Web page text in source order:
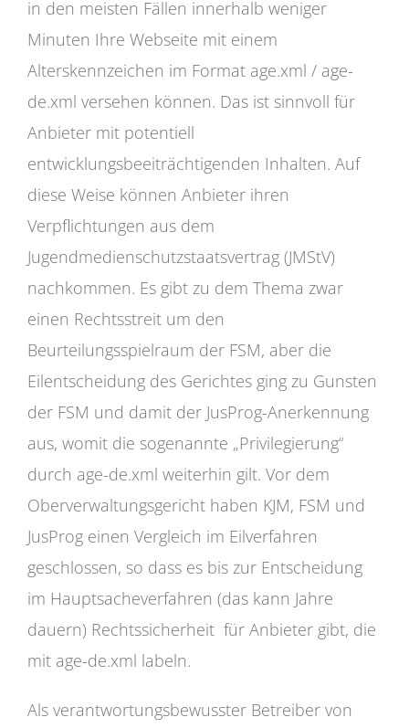
in den meisten Fällen innerhalb weniger
Minuten Ihre Webseite mit einem
Alterskennzeichen im Format age.xml / age-
de.xml versehen können. Das ist sinnvoll für
Anbieter mit potentiell
entwicklungsbeeiträchtigenden Inhalten. Auf
diese Weise können Anbieter ihren
Verpflichtungen aus dem
Jugendmedienschutzstaatsvertrag (JMStV)
nachkommen. Es gibt zu dem Thema zwar
einen Rechtsstreit um den
Beurteilungsspielraum der FSM, aber die
Eilentscheidung des Gerichtes ging zu Gunsten
der FSM und damit der JusProg-Anerkennung
aus, womit die sogenannte „Privilegierung“
durch age-de.xml weiterhin gilt. Vor dem
Oberverwaltungsgericht haben KJM, FSM und
JusProg einen Vergleich im Eilverfahren
geschlossen, so dass es bis zur Entscheidung
im Hauptsacheverfahren (das kann Jahre
dauern) Rechtssicherheit für Anbieter gibt, die
mit age-de.xml labeln.
Als verantwortungsbewusster Betreiber von